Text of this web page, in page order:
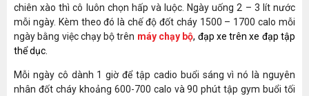
chiên xào thì cô luôn chọn hấp và luộc. Ngày uống 2 – 3 lít nước
mỗi ngày. Kèm theo đó là chế độ đốt cháy 1500 – 1700 calo mỗi
ngày bằng việc chạy bộ trên máy chạy bộ, đạp xe trên xe đạp tập
thể dục.
Mỗi ngày cô dành 1 giờ để tập cadio buổi sáng vì nó là nguyên
nhân đốt cháy khoảng 600-700 calo và 90 phút tập gym buổi tối